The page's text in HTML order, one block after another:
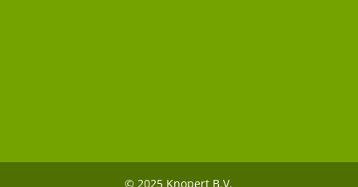
© 2025 Knopert B.V.